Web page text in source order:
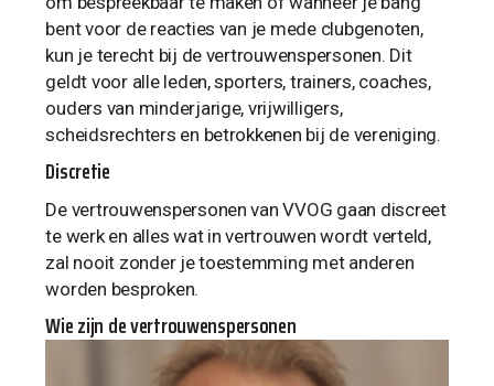
bent voor de reacties van je mede clubgenoten,
kun je terecht bij de vertrouwenspersonen. Dit
geldt voor alle leden, sporters, trainers, coaches,
ouders van minderjarige, vrijwilligers,
scheidsrechters en betrokkenen bij de vereniging.
Discretie
De vertrouwenspersonen van VVOG gaan discreet
te werk en alles wat in vertrouwen wordt verteld,
zal nooit zonder je toestemming met anderen
worden besproken.
Wie zijn de vertrouwenspersonen